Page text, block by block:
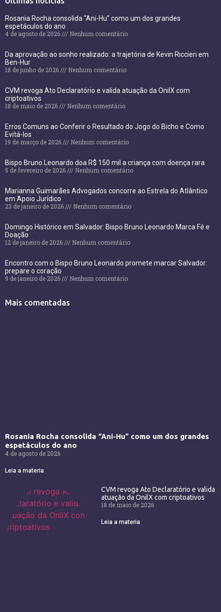
Rosania Rocha consolida “Ani-Hu” como um dos grandes
espetáculos do ano
4 de agosto de 2026
Nenhum comentário
Da aprovação ao sonho realizado: a trajetória de Kevin Riccieri em
Ben-Hur
18 de junho de 2026
Nenhum comentário
CVM revoga Ato Declaratório e valida atuação da OnilX com
criptoativos
18 de maio de 2026
Nenhum comentário
Erros Comuns ao Conferir o Resultado do Jogo do Bicho e Como
Evitá-los
19 de março de 2026
Nenhum comentário
Bispo Bruno Leonardo doa R$ 150 mil a criança com doença rara
5 de fevereiro de 2026
Nenhum comentário
Marianna Guimarães Advogados concorre ao Estrela do Atlântico
em Apoio Jurídico
23 de janeiro de 2026
Nenhum comentário
Domingo Histórico em Salvador: Bispo Bruno Leonardo Marca Fé e
Doação
12 de janeiro de 2026
Nenhum comentário
Encontro com o Bispo Bruno Leonardo promete marcar Salvador:
prepare o coração
9 de janeiro de 2026
Nenhum comentário
Mais comentadas
Rosania Rocha consolida “Ani-Hu” como um dos grandes
espetáculos do ano
4 de agosto de 2026
Leia a materia
CVM revoga Ato Declaratório e valida
atuação da OnilX com criptoativos
18 de maio de 2026
Leia a materia